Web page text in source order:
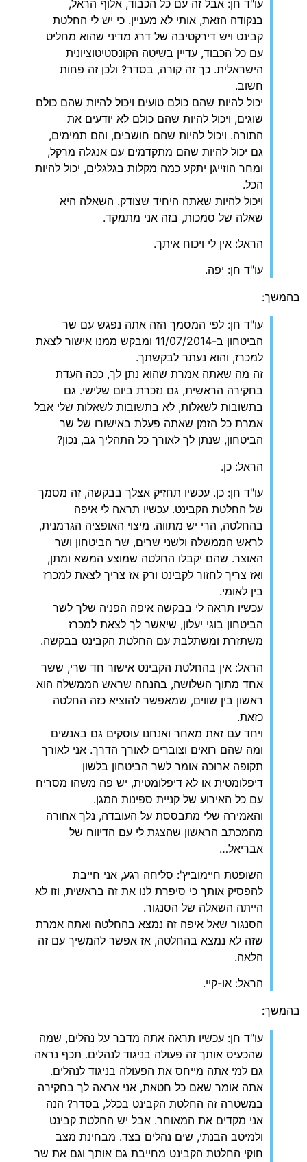
עו"ד חן: אבל זה עם כל הכבוד, אלוף הראל,
בנקודה הזאת, אותי לא מעניין. כי יש לי החלטת
קבינט ויש דירקטיבה של דרג מדיני שהוא מחליט
עם כל הכבוד, עדיין בשיטה הקונסטיטוציונית
הישראלית. כך זה קורה, בסדר? ולכן זה פחות
חשוב.
יכול להיות שהם כולם טועים ויכול להיות שהם כולם
שוגים, ויכול להיות שהם כולם לא יודעים את
התורה. ויכול להיות שהם חושבים, והם תמימים,
גם יכול להיות שהם מתקדמים עם אנגלה מרקל,
ומחר הוזייגן יתקע כמה מקלות בגלגלים, יכול להיות
הכל.
ויכול להיות שאתה היחיד שצודק. השאלה היא
שאלה של סמכות, בזה אני מתמקד.
הראל: אין לי ויכוח איתך.
עו"ד חן: יפה.
בהמשך:
עו"ד חן: לפי המסמך הזה אתה נפגש עם שר
הביטחון ב-11/07/2014 ומבקש ממנו אישור לצאת
למכרז, והוא נעתר לבקשתך.
זה מה שאתה אמרת שהוא נתן לך, ככה העדת
בחקירה הראשית, גם נזכרת ביום שלישי. גם
בתשובות לשאלות, לא בתשובות לשאלות שלי אבל
אמרת כל הזמן שאתה פעלת באישורו של שר
הביטחון, שנתן לך לאורך כל התהליך גב, נכון?
הראל: כן.
עו"ד חן: כן. עכשיו תחזיק אצלך בבקשה, זה מסמך
של החלטת הקבינט. עכשיו תראה לי איפה
בהחלטה, הרי יש מתווה. מיצוי האופציה הגרמנית,
לראש הממשלה ולשני שרים, שר הביטחון ושר
האוצר. שהם יקבלו החלטה שמוצע המשא ומתן,
ואז צריך לחזור לקבינט ורק אז צריך לצאת למכרז
בין לאומי.
עכשיו תראה לי בבקשה איפה הפניה שלך לשר
הביטחון בוגי יעלון, שיאשר לך לצאת למכרז
משתזרת ומשתלבת עם החלטת הקבינט בבקשה.
הראל: אין בהחלטת הקבינט אישור חד שרי, ששר
אחד מתוך השלושה, בהנחה שראש הממשלה הוא
ראשון בין שווים, שמאפשר להוציא כזה החלטה
כזאת.
ויחד עם זאת מאחר ואנחנו עוסקים גם באנשים
ומה שהם רואים וצוברים לאורך הדרך. אני לאורך
תקופה ארוכה אומר לשר הביטחון בלשון
דיפלומטית או לא דיפלומטית, יש פה משהו מסריח
עם כל האירוע של קניית ספינות המגן.
והאמירה שלי מתבססת על העובדה, נלך אחורה
מהמכתב הראשון שהצגת לי עם הדיווח של
אבריאל…
השופטת חיימוביץ': סליחה רגע, אני חייבת
להפסיק אותך כי סיפרת לנו את זה בראשית, וזו לא
הייתה השאלה של הסנגור.
הסנגור שאל איפה זה נמצא בהחלטה ואתה אמרת
שזה לא נמצא בהחלטה, אז אפשר להמשיך עם זה
הלאה.
הראל: או-קיי.
בהמשך:
עו"ד חן: עכשיו תראה אתה מדבר על נהלים, שמה
שהכעיס אותך זה פעולה בניגוד לנהלים. תכף נראה
גם למי אתה מייחס את הפעולה בניגוד לנהלים.
אתה אומר שאם כל חטאת, אני אראה לך בחקירה
במשטרה זה החלטת הקבינט בכלל, בסדר? הנה
אני מקדים את המאוחר. אבל יש החלטת קבינט
ולמיטב הבנתי, שים נהלים בצד. מבחינת מצב
חוקי החלטת הקבינט מחייבת גם אותך וגם את שר